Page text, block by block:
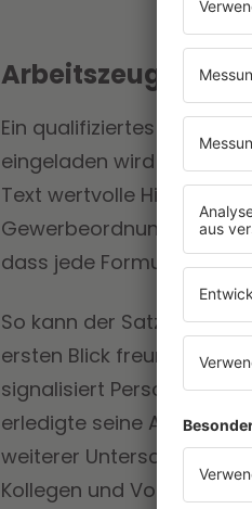
Arbeitszeugnis
Ein qualifiziertes
eingeladen wird oder
Text wertvolle Hinweise
Gewerbeordnung
dass jede Formulierung
So kann der Satz „Er
ersten Blick freundlich
signalisiert Personalern
erledigte seine Aufgaben
weiterer Unterschied
Kollegen und